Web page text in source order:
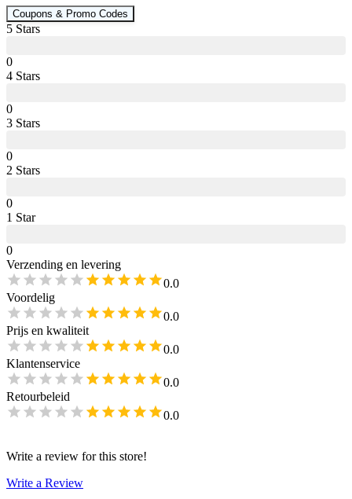
Coupons & Promo Codes
5 Stars
0
4 Stars
0
3 Stars
0
2 Stars
0
1 Star
0
Verzending en levering
0.0
Voordelig
0.0
Prijs en kwaliteit
0.0
Klantenservice
0.0
Retourbeleid
0.0
Write a review for this store!
Write a Review